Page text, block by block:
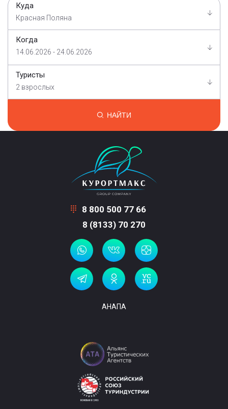
Куда
Красная Поляна
Когда
14.06.2026 - 24.06.2026
Туристы
2 взрослых
НАЙТИ
8 800 500 77 66
8 (8133) 70 270
АНАПА